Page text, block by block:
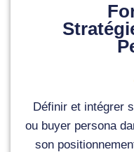
Définir et intégrer
ou buyer persona
son